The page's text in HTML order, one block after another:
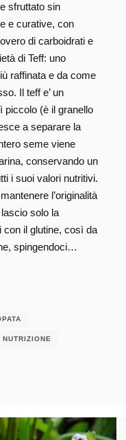
sfruttato sin
e curative, con
di carboidrati e
di Teff: uno
raffinata e da come
Il teff e’ un
piccolo (è il granello
a separare la
seme viene
conservando un
i suoi valori nutritivi.
l’originalità
solo la
con il glutine, così da
spingendoci…
NUTRIZIONE